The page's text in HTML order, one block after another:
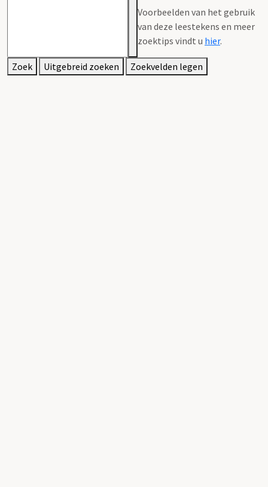
Voorbeelden van het gebruik
van deze leestekens en meer
zoektips vindt u hier.
Zoek Uitgebreid zoeken Zoekvelden legen